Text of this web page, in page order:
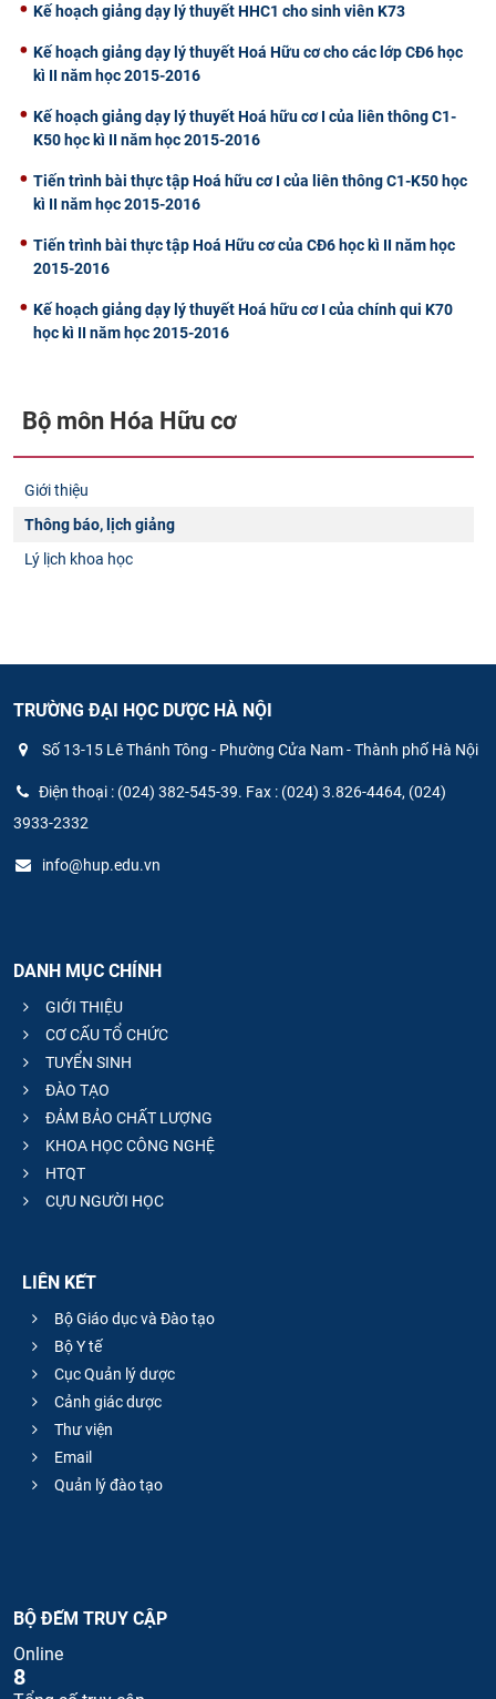
Kế hoạch giảng dạy lý thuyết HHC1 cho sinh viên K73
Kế hoạch giảng dạy lý thuyết Hoá Hữu cơ cho các lớp CĐ6 học
kì II năm học 2015-2016
Kế hoạch giảng dạy lý thuyết Hoá hữu cơ I của liên thông C1-
K50 học kì II năm học 2015-2016
Tiến trình bài thực tập Hoá hữu cơ I của liên thông C1-K50 học
kì II năm học 2015-2016
Tiến trình bài thực tập Hoá Hữu cơ của CĐ6 học kì II năm học
2015-2016
Kế hoạch giảng dạy lý thuyết Hoá hữu cơ I của chính qui K70
học kì II năm học 2015-2016
Bộ môn Hóa Hữu cơ
Giới thiệu
Thông báo, lịch giảng
Lý lịch khoa học
TRƯỜNG ĐẠI HỌC DƯỢC HÀ NỘI
Số 13-15 Lê Thánh Tông - Phường Cửa Nam - Thành phố Hà Nội
Điện thoại : (024) 382-545-39. Fax : (024) 3.826-4464, (024)
3933-2332
info@hup.edu.vn
DANH MỤC CHÍNH
GIỚI THIỆU
CƠ CẤU TỔ CHỨC
TUYỂN SINH
ĐÀO TẠO
ĐẢM BẢO CHẤT LƯỢNG
KHOA HỌC CÔNG NGHỆ
HTQT
CỰU NGƯỜI HỌC
LIÊN KẾT
Bộ Giáo dục và Đào tạo
Bộ Y tế
Cục Quản lý dược
Cảnh giác dược
Thư viện
Email
Quản lý đào tạo
BỘ ĐẾM TRUY CẬP
Online
8